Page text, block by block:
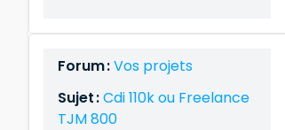
Forum :Vos projets
Sujet :Cdi 110k ou Freelance
TJM 800